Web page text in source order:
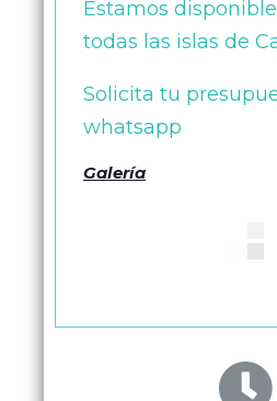
Estamos
todas las islas de
Solicita tu
whatsapp
Galería